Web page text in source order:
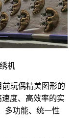
机
前玩偶精美图形的
度、高效率的实
多功能、统一性